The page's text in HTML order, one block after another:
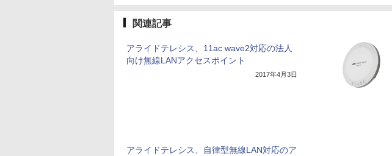
関連記事
アライドテレシス、11ac wave2対応の法人
向け無線LANアクセスポイント
2017年4月3日
アライドテレシス、自律型無線LAN対応のア